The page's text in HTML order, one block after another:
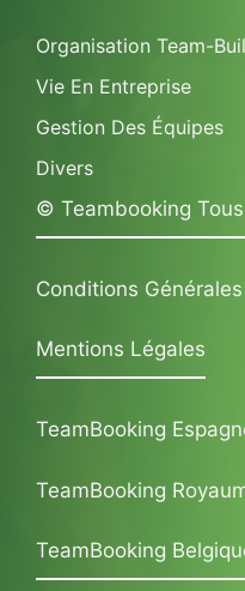
Organisation Team-
Vie En Entreprise
Gestion Des Équipes
Divers
© Teambooking
Conditions Générales
Mentions Légales
TeamBooking
TeamBooking
TeamBooking